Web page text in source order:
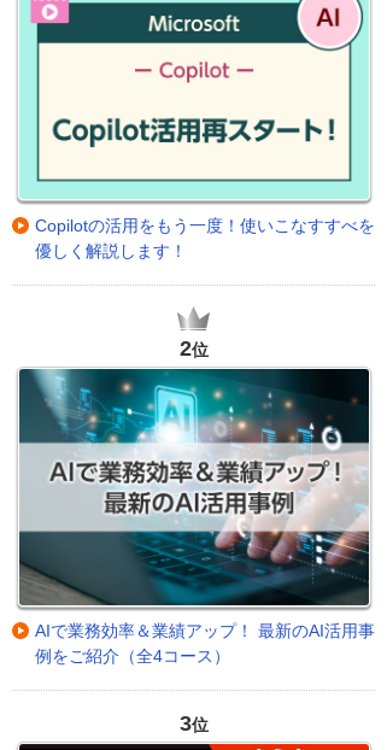
Copilotの活用をもう一度！使いこなすすべを
優しく解説します！
2位
AIで業務効率＆業績アップ！ 最新のAI活用事
例をご紹介（全4コース）
3位